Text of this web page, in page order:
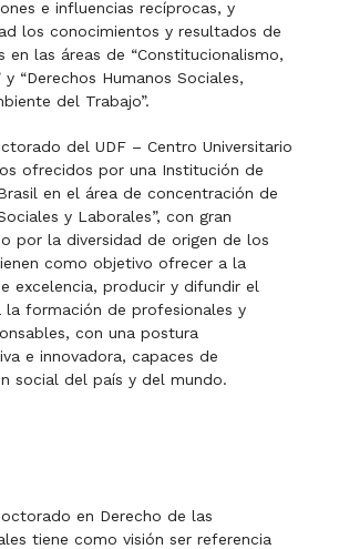
e influencias recíprocas, y
los conocimientos y resultados de
en las áreas de “Constitucionalismo,
“Derechos Humanos Sociales,
del Trabajo”.
del UDF – Centro Universitario
ofrecidos por una Institución de
en el área de concentración de
y Laborales”, con gran
por la diversidad de origen de los
como objetivo ofrecer a la
excelencia, producir y difundir el
formación de profesionales y
con una postura
e innovadora, capaces de
social del país y del mundo.
en Derecho de las
tiene como visión ser referencia